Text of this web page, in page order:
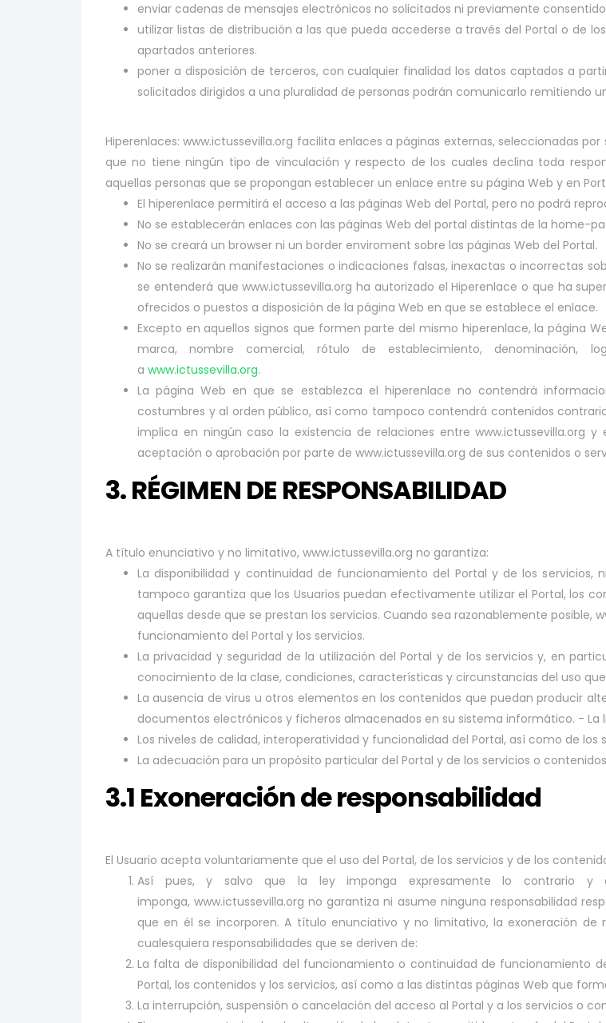
enviar cadenas de mensajes electrónicos no solicitados ni previamente
utilizar listas de distribución a las que pueda accederse a través del Portal o de
apartados anteriores.
poner a disposición de terceros, con cualquier finalidad los datos captados a
solicitados dirigidos a una pluralidad de personas podrán comunicarlo remitiendo
Hiperenlaces: www.ictussevilla.org facilita enlaces a páginas externas, seleccionadas
que no tiene ningún tipo de vinculación y respecto de los cuales declina toda
aquellas personas que se propongan establecer un enlace entre su página Web y en
El hiperenlace permitirá el acceso a las páginas Web del Portal, pero no podrá
No se establecerán enlaces con las páginas Web del portal distintas de la home-
No se creará un browser ni un border enviroment sobre las páginas Web del Portal.
No se realizarán manifestaciones o indicaciones falsas, inexactas o incorrectas
se entenderá que www.ictussevilla.org ha autorizado el Hiperenlace o que ha
ofrecidos o puestos a disposición de la página Web en que se establece el enlace.
Excepto en aquellos signos que formen parte del mismo hiperenlace, la página
marca, nombre comercial, rótulo de establecimiento, denominación,
a www.ictussevilla.org.
La página Web en que se establezca el hiperenlace no contendrá
costumbres y al orden público, así como tampoco contendrá contenidos
implica en ningún caso la existencia de relaciones entre www.ictussevilla.org
aceptación o aprobación por parte de www.ictussevilla.org de sus contenidos o
3. RÉGIMEN DE RESPONSABILIDAD
A título enunciativo y no limitativo, www.ictussevilla.org no garantiza:
La disponibilidad y continuidad de funcionamiento del Portal y de los
tampoco garantiza que los Usuarios puedan efectivamente utilizar el Portal, los
aquellas desde que se prestan los servicios. Cuando sea razonablemente posible,
funcionamiento del Portal y los servicios.
La privacidad y seguridad de la utilización del Portal y de los servicios y, en
conocimiento de la clase, condiciones, características y circunstancias del uso
La ausencia de virus u otros elementos en los contenidos que puedan producir
documentos electrónicos y ficheros almacenados en su sistema informático. - La
Los niveles de calidad, interoperatividad y funcionalidad del Portal, así como de los
La adecuación para un propósito particular del Portal y de los servicios o
3.1 Exoneración de responsabilidad
El Usuario acepta voluntariamente que el uso del Portal, de los servicios y de los
Así pues, y salvo que la ley imponga expresamente lo contrario
imponga, www.ictussevilla.org no garantiza ni asume ninguna responsabilidad
que en él se incorporen. A título enunciativo y no limitativo, la exoneración
cualesquiera responsabilidades que se deriven de:
La falta de disponibilidad del funcionamiento o continuidad de funcionamiento
Portal, los contenidos y los servicios, así como a las distintas páginas Web que
La interrupción, suspensión o cancelación del acceso al Portal y a los servicios o